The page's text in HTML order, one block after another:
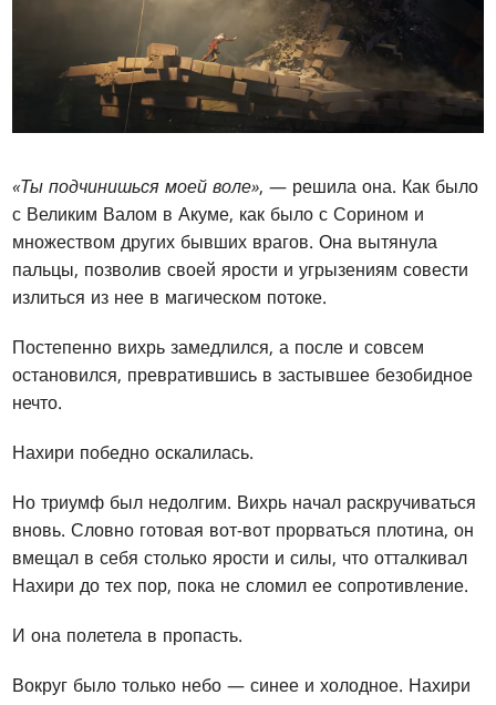
«Ты подчинишься моей воле», — решила она. Как было
с Великим Валом в Акуме, как было с Сорином и
множеством других бывших врагов. Она вытянула
пальцы, позволив своей ярости и угрызениям совести
излиться из нее в магическом потоке.
Постепенно вихрь замедлился, а после и совсем
остановился, превратившись в застывшее безобидное
нечто.
Нахири победно оскалилась.
Но триумф был недолгим. Вихрь начал раскручиваться
вновь. Словно готовая вот-вот прорваться плотина, он
вмещал в себя столько ярости и силы, что отталкивал
Нахири до тех пор, пока не сломил ее сопротивление.
И она полетела в пропасть.
Вокруг было только небо — синее и холодное. Нахири